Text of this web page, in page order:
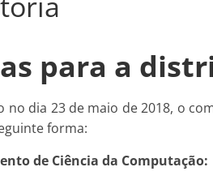
para a
no dia 23 de maio de 2018, o
forma:
de Ciência da Computação: